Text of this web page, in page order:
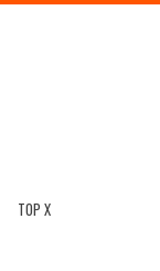
TOP X